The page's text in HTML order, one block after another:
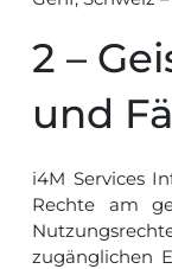
2 –
und
i4M Services
Rechte am
zugänglichen